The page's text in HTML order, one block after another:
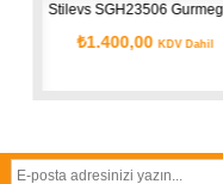
₺1.400,00KDV Dahil